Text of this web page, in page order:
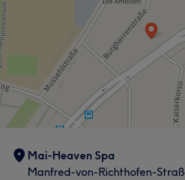
Mai-Heaven Spa
Manfred-von-Richthofen-